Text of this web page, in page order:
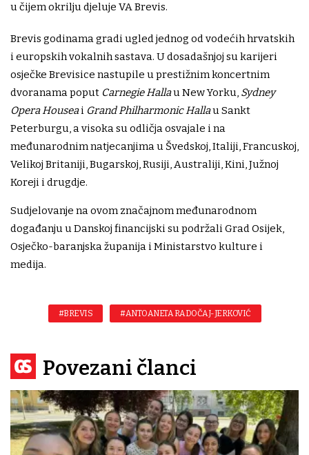
u čijem okrilju djeluje VA Brevis.
Brevis godinama gradi ugled jednog od vodećih hrvatskih
i europskih vokalnih sastava. U dosadašnjoj su karijeri
osječke Brevisice nastupile u prestižnim koncertnim
dvoranama poput Carnegie Hallau New Yorku, Sydney
Opera Houseai Grand Philharmonic Hallau Sankt
Peterburgu, a visoka su odličja osvajale i na
međunarodnim natjecanjima u Švedskoj, Italiji, Francuskoj,
Velikoj Britaniji, Bugarskoj, Rusiji, Australiji, Kini, Južnoj
Koreji i drugdje.
Sudjelovanje na ovom značajnom međunarodnom
događanju u Danskoj financijski su podržali Grad Osijek,
Osječko-baranjska županija i Ministarstvo kulture i
medija.
#BREVIS #ANTOANETA RADOČAJ-JERKOVIĆ
Povezani članci